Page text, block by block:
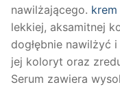
nawilżającego.
lekkiej, aksamitnej
dogłębnie nawilżyć
jej koloryt oraz
Serum zawiera